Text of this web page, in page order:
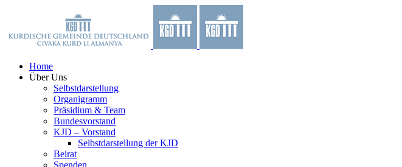
springen
Home
Über Uns
Selbstdarstellung
Organigramm
Präsidium & Team
Bundesvorstand
KJD – Vorstand
Selbstdarstellung der KJD
Beirat
Spenden